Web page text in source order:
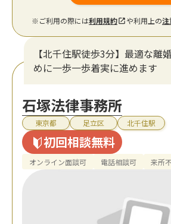
※ご利用の際には利用規約 や利用上の注
【北千住駅徒歩3分】最適な離
めに一歩一歩着実に進めます
石塚法律事務所
東京都 足立区 北千住駅
初回相談無料
オンライン面談可 電話相談可 来所